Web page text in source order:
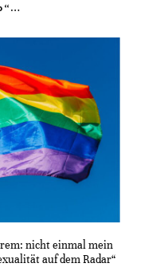
nicht einmal mein
auf dem Radar“